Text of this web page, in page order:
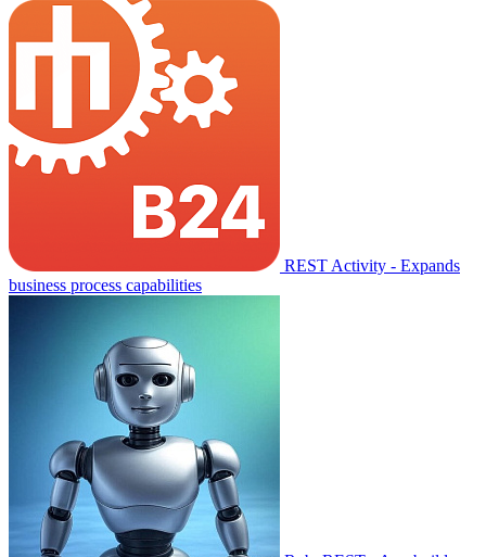
REST Activity - Expands
business process capabilities